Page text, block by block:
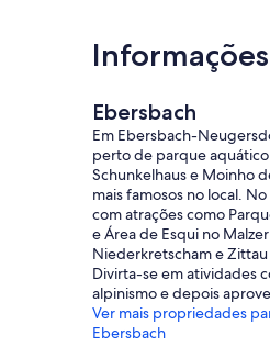
Ebersbach
Em Ebersbach-
perto de parque
Schunkelhaus e Moinho
mais famosos no local.
com atrações como
e Área de Esqui no
Niederkretscham e
Divirta-se em atividades
alpinismo e depois
Ver mais propriedades
Ebersbach